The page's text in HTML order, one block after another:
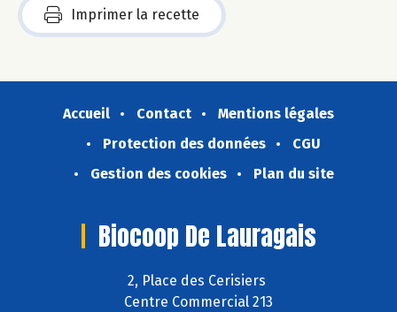
Imprimer la recette
Accueil Contact
Mentions légales
Protection des données
CGU
Gestion des cookies
Plan du site
Biocoop De Lauragais
2, Place des Cerisiers
Centre Commercial 213